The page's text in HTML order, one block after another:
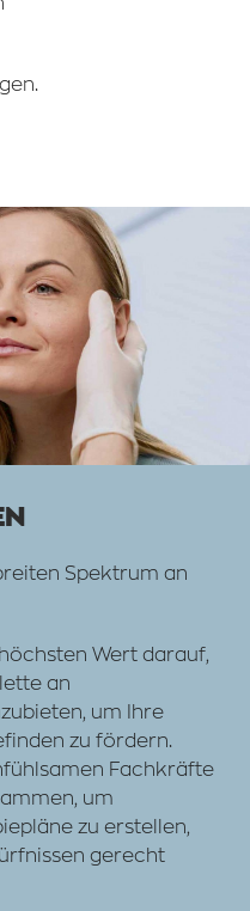
Spektrum an
Wert darauf,
an
um Ihre
zu fördern.
Fachkräfte
um
zu erstellen,
gerecht